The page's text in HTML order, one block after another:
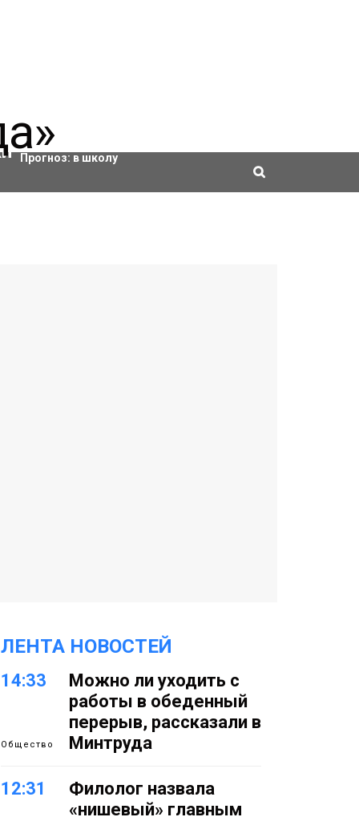
Актировки
Прогноз: в школу
ЛЕНТА НОВОСТЕЙ
14:33
Общество
Можно ли уходить с
работы в обеденный
перерыв, рассказали в
Минтруда
12:31
Филолог назвала
«нишевый» главным